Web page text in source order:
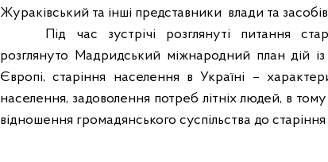
Жураківський та інші представники влади та
Під час зустрічі розглянуті питання
розглянуто Мадридський міжнародний план дій
Європі, старіння населення в Україні –
населення, задоволення потреб літніх людей, в тому
відношення громадянського суспільства до